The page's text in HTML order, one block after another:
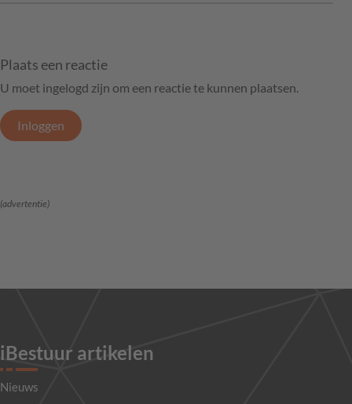
Plaats een reactie
U moet ingelogd zijn om een reactie te kunnen plaatsen.
Inloggen
(advertentie)
iBestuur artikelen
Nieuws